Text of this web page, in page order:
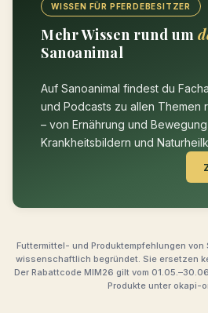
WISSEN FÜR PFERDEBESITZER
Mehr Wissen rund um
Sanoanimal
Auf Sanoanimal findest du
und Podcasts zu allen Themen
– von Ernährung und
Krankheitsbildern und
Futtermittel- und Produktempfehlungen
wissenschaftlich begründet. Sie ersetzen
Der Rabattcode MIM26 gilt vom
Produkte unter okapi-